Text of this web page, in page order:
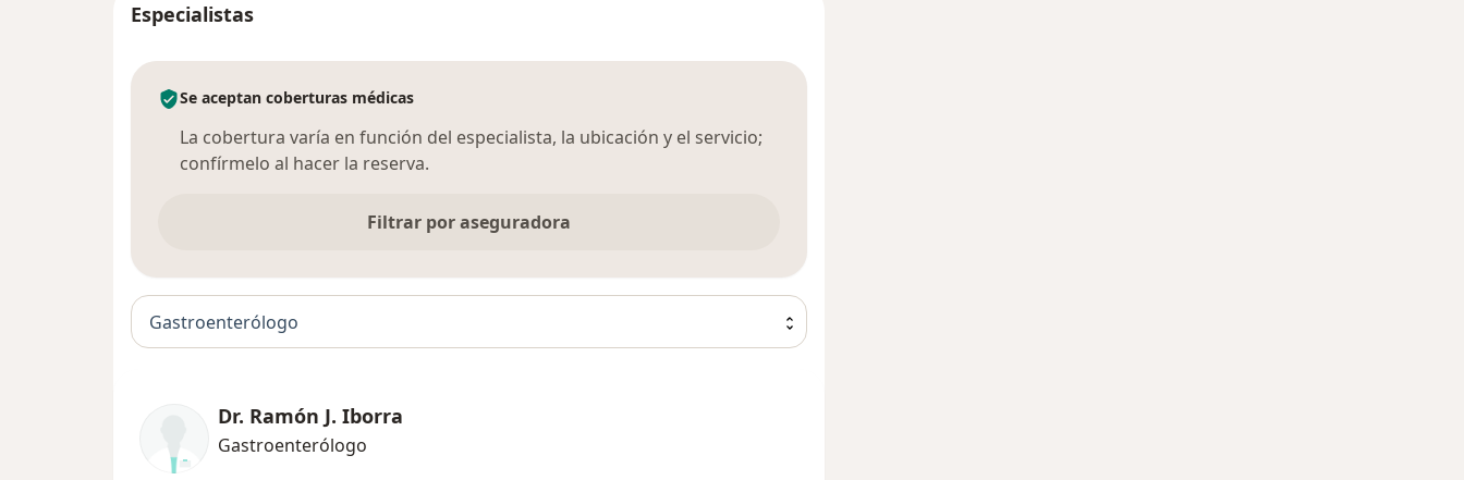
Especialistas
Se aceptan coberturas médicas
La cobertura varía en función del especialista, la ubicación y el servicio;
confírmelo al hacer la reserva.
Filtrar por aseguradora
Gastroenterólogo
Dr. Ramón J. Iborra
Gastroenterólogo